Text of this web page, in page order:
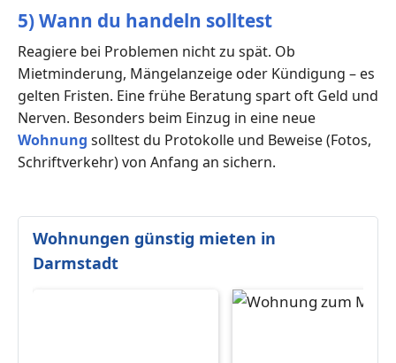
5) Wann du handeln solltest
Reagiere bei Problemen nicht zu spät. Ob
Mietminderung, Mängelanzeige oder Kündigung – es
gelten Fristen. Eine frühe Beratung spart oft Geld und
Nerven. Besonders beim Einzug in eine neue
Wohnung solltest du Protokolle und Beweise (Fotos,
Schriftverkehr) von Anfang an sichern.
Wohnungen günstig mieten in
Darmstadt